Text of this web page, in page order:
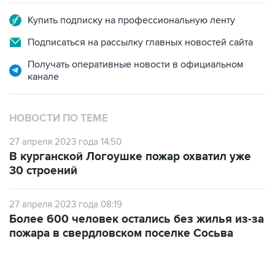
Купить подписку на профессиональную ленту
Подписаться на рассылку главных новостей сайта
Получать оперативные новости в официальном
канале
НОВОСТИ ПО ТЕМЕ
27 апреля 2023 года 14:50
В курганской Логоушке пожар охватил уже
30 строений
27 апреля 2023 года 08:19
Более 600 человек остались без жилья из-за
пожара в свердловском поселке Сосьва